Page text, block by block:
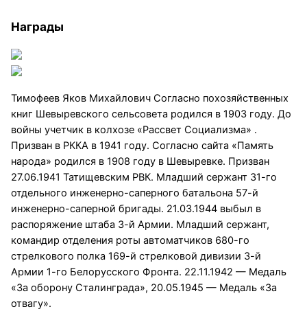
Награды
Тимофеев Яков Михайлович Согласно похозяйственных
книг Шевыревского сельсовета родился в 1903 году. До
войны учетчик в колхозе «Рассвет Социализма» .
Призван в РККА в 1941 году. Согласно сайта «Память
народа» родился в 1908 году в Шевыревке. Призван
27.06.1941 Татищевским РВК. Младший сержант 31-го
отдельного инженерно-саперного батальона 57-й
инженерно-саперной бригады. 21.03.1944 выбыл в
распоряжение штаба 3-й Армии. Младший сержант,
командир отделения роты автоматчиков 680-го
стрелкового полка 169-й стрелковой дивизии 3-й
Армии 1-го Белорусского Фронта. 22.11.1942 — Медаль
«За оборону Сталинграда», 20.05.1945 — Медаль «За
отвагу».